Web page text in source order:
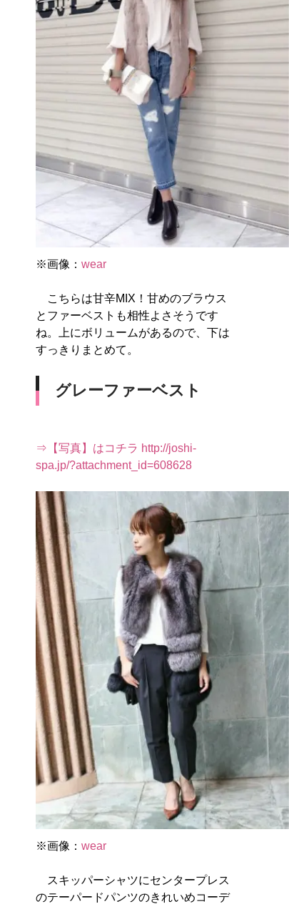
※画像： wear
こちらは甘辛MIX！甘めのブラウス
とファーベストも相性よさそうです
ね。上にボリュームがあるので、下は
すっきりまとめて。
グレーファーベスト
⇒【写真】はコチラ http://joshi-
spa.jp/?attachment_id=608628
※画像： wear
スキッパーシャツにセンタープレス
のテーパードパンツのきれいめコーデ